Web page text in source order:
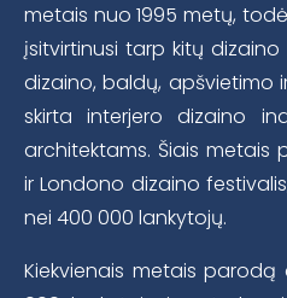
metais nuo 1995 metų,
įsitvirtinusi tarp kitų
dizaino, baldų, apšvietimo
skirta interjero dizaino
architektams. Šiais metais
ir Londono dizaino
nei 400 000 lankytojų.
Kiekvienais metais